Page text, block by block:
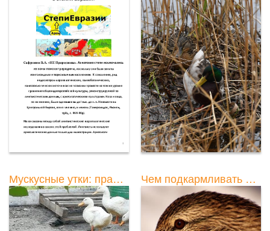
Мускусные утки: правильное кормление и рацион Чем подкармливать диких уток?